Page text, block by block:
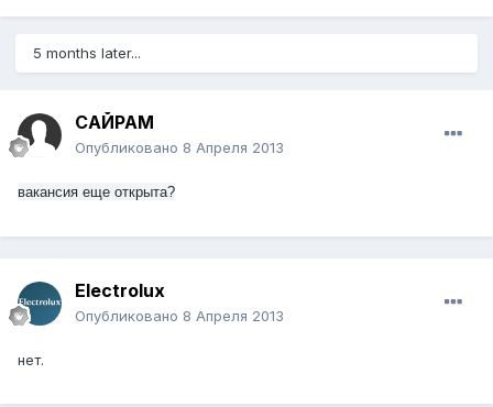
5 months later...
САЙРАМ
Опубликовано 8 Апреля 2013
вакансия еще открыта?
Electrolux
Опубликовано 8 Апреля 2013
нет.